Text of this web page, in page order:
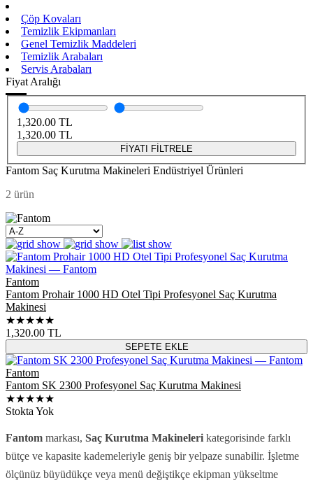
Çöp Kovaları
Temizlik Ekipmanları
Genel Temizlik Maddeleri
Temizlik Arabaları
Servis Arabaları
Fiyat Aralığı
1,320.00 TL
1,320.00 TL
FİYATI FİLTRELE
Fantom Saç Kurutma Makineleri Endüstriyel Ürünleri
2 ürün
Fantom
Fantom Prohair 1000 HD Otel Tipi Profesyonel Saç Kurutma
Makinesi
★★★★★
1,320.00 TL
SEPETE EKLE
Fantom
Fantom SK 2300 Profesyonel Saç Kurutma Makinesi
★★★★★
Stokta Yok
Fantom markası, Saç Kurutma Makineleri kategorisinde farklı
bütçe ve kapasite kademeleriyle geniş bir yelpaze sunabilir. İşletme
ölçünüz büyüdükçe veya menü değiştikçe ekipman yükseltme